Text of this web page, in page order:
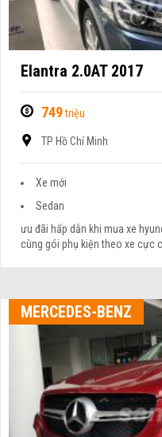
Elantra 2.0AT 2017
749triệu
TP Hồ Chí Minh
Xe mới
Sedan
ưu đãi hấp dẫn khi mua xe
cùng gói phụ kiện theo xe cực
MERCEDES-BENZ